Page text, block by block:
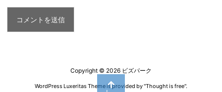
Copyright © 2026 ビズパーク
WordPress Luxeritas Theme is provided by "Thought is free".